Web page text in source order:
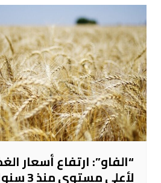
“الفاو”: ارتفاع أسعار
لأعلى